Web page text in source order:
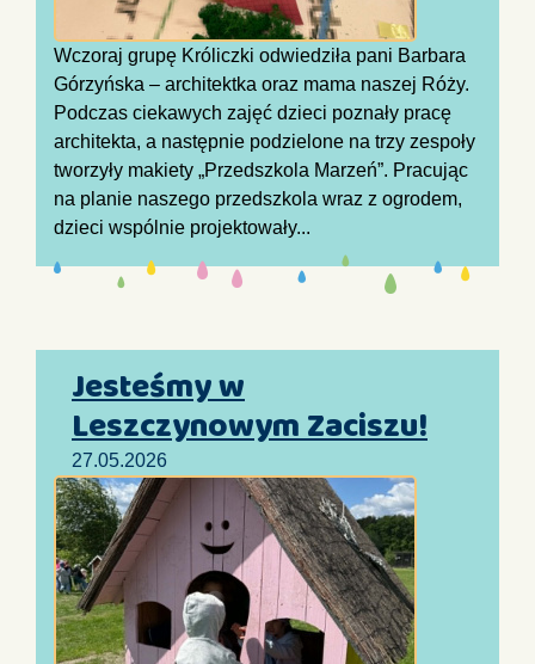
Wczoraj grupę Króliczki odwiedziła pani Barbara
Górzyńska – architektka oraz mama naszej Róży.
Podczas ciekawych zajęć dzieci poznały pracę
architekta, a następnie podzielone na trzy zespoły
tworzyły makiety „Przedszkola Marzeń”. Pracując
na planie naszego przedszkola wraz z ogrodem,
dzieci wspólnie projektowały...
Jesteśmy w
Leszczynowym Zaciszu!
27.05.2026